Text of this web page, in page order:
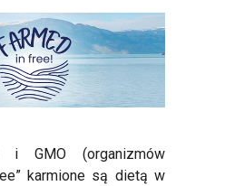
i GMO (organizmów
karmione są dietą w